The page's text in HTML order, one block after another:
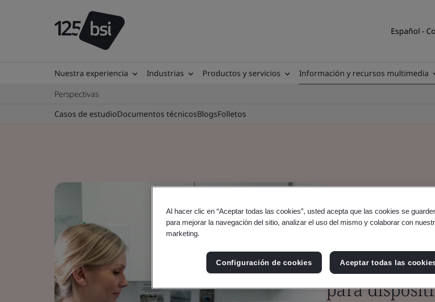
Español -
Nuestra experiencia Industrias Productos y servicios Información y recursos multimedia
Perspectivas
Casos de estudioDocumentos técnicosBlogsFolletos
Folleto
Programa
para
Al hacer clic en “Aceptar todas las cookies”, usted acepta que las cookies se
para mejorar la navegación del sitio, analizar el uso del mismo y colaborar con
marketing.
Configuración de cookies Aceptar todas las